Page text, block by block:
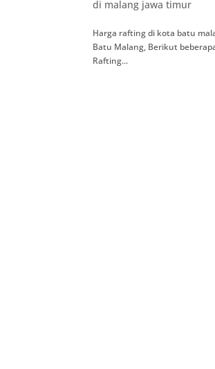
di malang jawa timur
Harga rafting di kota batu
Batu Malang, Berikut
Rafting...